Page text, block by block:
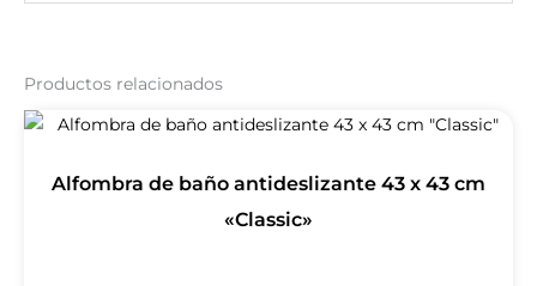
Productos relacionados
Alfombra de baño antideslizante 43 x 43 cm
«Classic»